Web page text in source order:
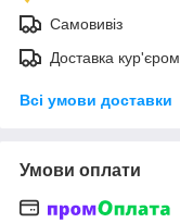
Самовивіз
Доставка кур'єром
Всі умови доставки
Умови оплати